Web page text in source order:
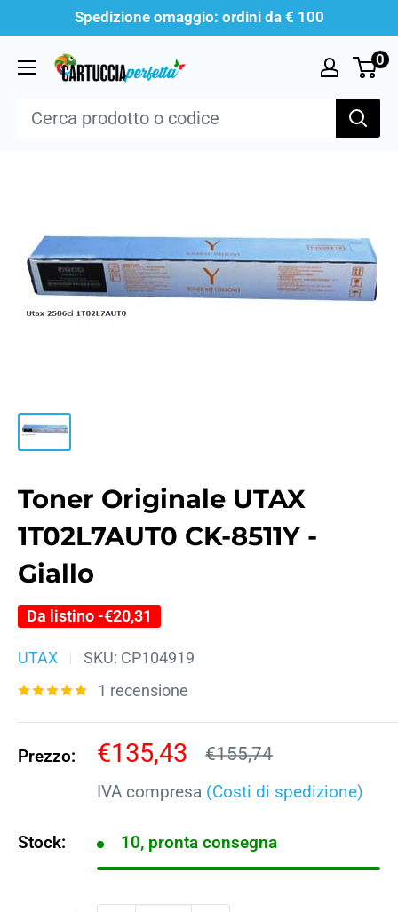
contenuto
Spedizione omaggio: ordini da € 100
Cartucciaperfetta 0
Toner Originale UTAX
1T02L7AUT0 CK-8511Y -
Giallo
Da listino -€20,31
UTAX SKU: CP104919
1 recensione
Prezzo:
Prezzo
scontato
€135,43 Prezzo
€155,74
IVA compresa (Costi di spedizione)
Stock: 10, pronta consegna